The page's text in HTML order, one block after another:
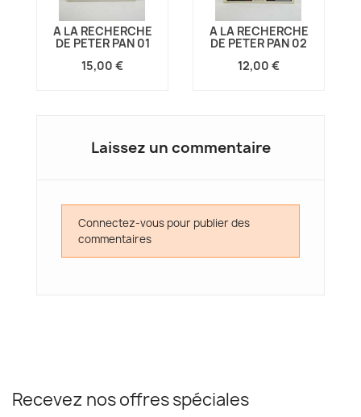
A LA RECHERCHE
DE PETER PAN 01
15,00 €
A LA RECHERCHE
DE PETER PAN 02
12,00 €
Laissez un commentaire
Connectez-vous pour publier des
commentaires
Recevez nos offres spéciales